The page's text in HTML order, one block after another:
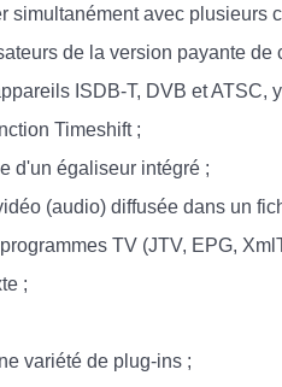
simultanément avec plusieurs
de la version payante de
ISDB-T, DVB et
Timeshift ;
d'un égaliseur intégré ;
(audio) diffusée dans un
TV (JTV, EPG,
;
variété de plug-ins ;